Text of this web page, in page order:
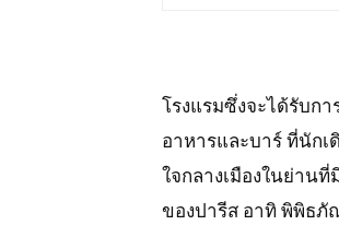
โรงแรมซึ่งจะได้รับก
อาหารและบาร์ ที่นัก
ใจกลางเมืองในย่าน
ของปารีส อาทิ พิพิธภั